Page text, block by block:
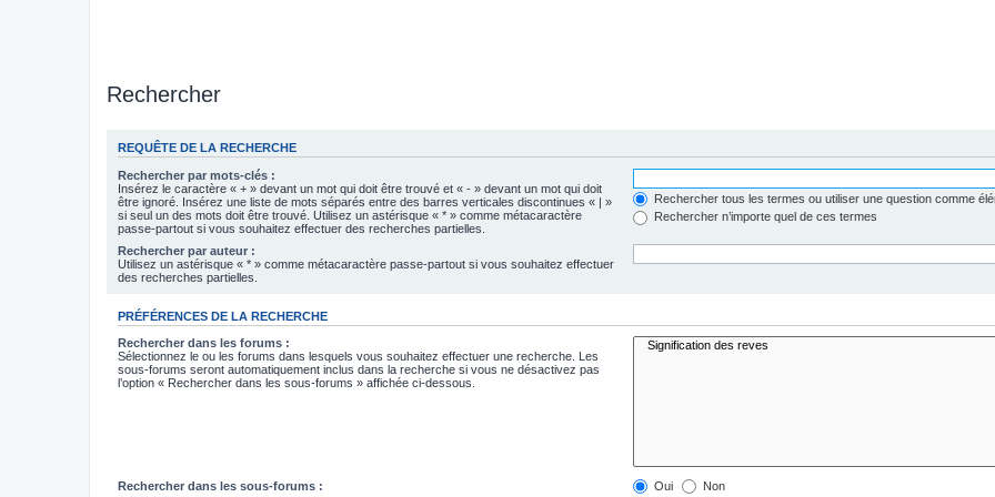
Rechercher
REQUÊTE DE LA RECHERCHE
Rechercher par mots-clés :
Insérez le caractère « + » devant un mot qui doit être trouvé et « - » devant un mot qui doit
être ignoré. Insérez une liste de mots séparés entre des barres verticales discontinues « | »
si seul un des mots doit être trouvé. Utilisez un astérisque « * » comme métacaractère
passe-partout si vous souhaitez effectuer des recherches partielles.
Rechercher tous les termes ou utiliser une question comme
Rechercher n’importe quel de ces termes
Rechercher par auteur :
Utilisez un astérisque « * » comme métacaractère passe-partout si vous souhaitez effectuer
des recherches partielles.
PRÉFÉRENCES DE LA RECHERCHE
Rechercher dans les forums :
Sélectionnez le ou les forums dans lesquels vous souhaitez effectuer une recherche. Les
sous-forums seront automatiquement inclus dans la recherche si vous ne désactivez pas
l’option « Rechercher dans les sous-forums » affichée ci-dessous.
Rechercher dans les sous-forums : Oui Non